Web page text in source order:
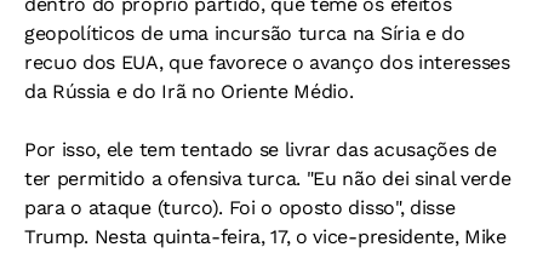
geopolíticos de uma incursão turca na Síria e do
recuo dos EUA, que favorece o avanço dos interesses
da Rússia e do Irã no Oriente Médio.
Por isso, ele tem tentado se livrar das acusações de
ter permitido a ofensiva turca. "Eu não dei sinal verde
para o ataque (turco). Foi o oposto disso", disse
Trump. Nesta quinta-feira, 17, o vice-presidente, Mike